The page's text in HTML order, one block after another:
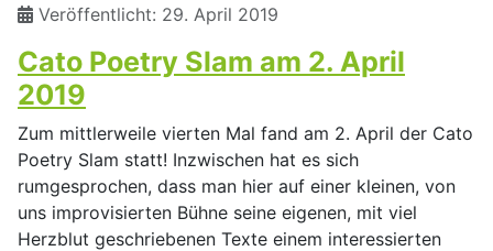
Veröffentlicht: 29. April 2019
Cato Poetry Slam am 2. April
2019
Zum mittlerweile vierten Mal fand am 2. April der Cato
Poetry Slam statt! Inzwischen hat es sich
rumgesprochen, dass man hier auf einer kleinen, von
uns improvisierten Bühne seine eigenen, mit viel
Herzblut geschriebenen Texte einem interessierten